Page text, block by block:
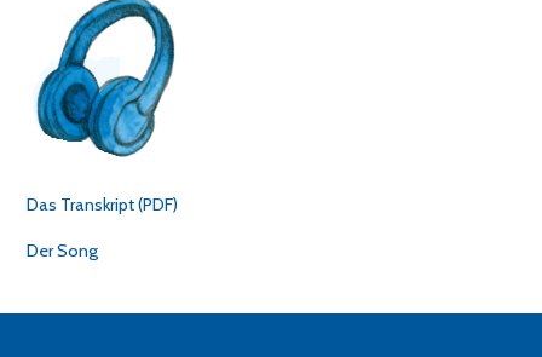
Das Transkript (PDF)
Der Song